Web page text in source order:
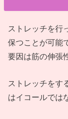
ストレッチを行
保つことが可能
要因は筋の伸張
ストレッチをす
はイコールでは